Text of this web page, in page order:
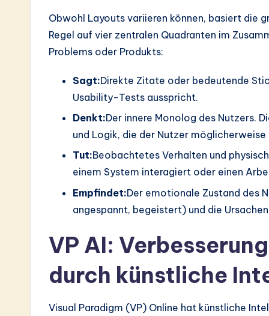
Obwohl Layouts variieren können, basiert die
Regel auf vier zentralen Quadranten im
Problems oder Produkts:
Sagt:Direkte Zitate oder bedeutende
Usability-Tests ausspricht.
Denkt:Der innere Monolog des Nutzers.
und Logik, die der Nutzer
Tut:Beobachtetes Verhalten und
einem System interagiert oder einen
Empfindet:Der emotionale Zustand des
angespannt, begeistert) und die
VP AI:
durch künstliche
Visual Paradigm (VP) Online hat künstliche